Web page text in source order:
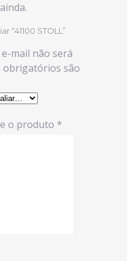
“41100 STOLL”
mail não será
obrigatórios são
o produto *